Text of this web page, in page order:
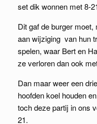
set dik wonnen met 8-
Dit gaf de burger
aan wijziging van hun
spelen, waar Bert en
ze verloren dan ook
Dan maar weer een
hoofden koel houden
toch deze partij in ons
21.